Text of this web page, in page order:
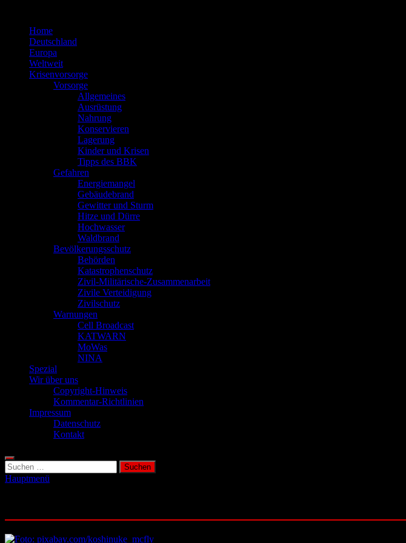
springenHome
Deutschland
Europa
Weltweit
Krisenvorsorge
Vorsorge
Allgemeines
Ausrüstung
Nahrung
Konservieren
Lagerung
Kinder und Krisen
Tipps des BBK
Gefahren
Energiemangel
Gebäudebrand
Gewitter und Sturm
Hitze und Dürre
Hochwasser
Waldbrand
Bevölkerungsschutz
Behörden
Katastrophenschutz
Zivil-Militärische-Zusammenarbeit
Zivile Verteidigung
Zivilschutz
Warnungen
Cell Broadcast
KATWARN
MoWas
NINA
Spezial
Wir über uns
Copyright-Hinweis
Kommentar-Richtlinien
Impressum
Datenschutz
Kontakt
Suchen
nach:
Hauptmenü